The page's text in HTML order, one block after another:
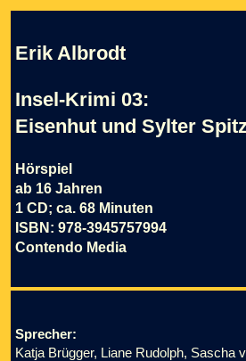
Erik Albrodt
Insel-Krimi 03:
Eisenhut und Sylter
Hörspiel
ab 16 Jahren
1 CD; ca. 68 Minuten
ISBN: 978-3945757994
Contendo Media
Sprecher:
Katja Brügger, Liane Rudolph, Sascha